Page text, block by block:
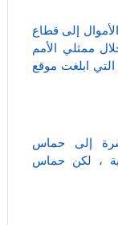
إلى قطاع
ممثلي الأمم
ابلغت موقع
إلى حماس
، لكن حماس